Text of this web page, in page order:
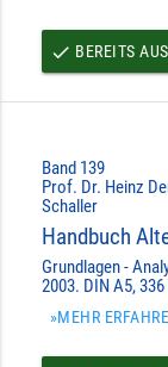
done BEREITS
Band 139
Prof. Dr. Heinz
Schaller
Handbuch
Grundlagen -
2003. DIN A5,
»MEHR